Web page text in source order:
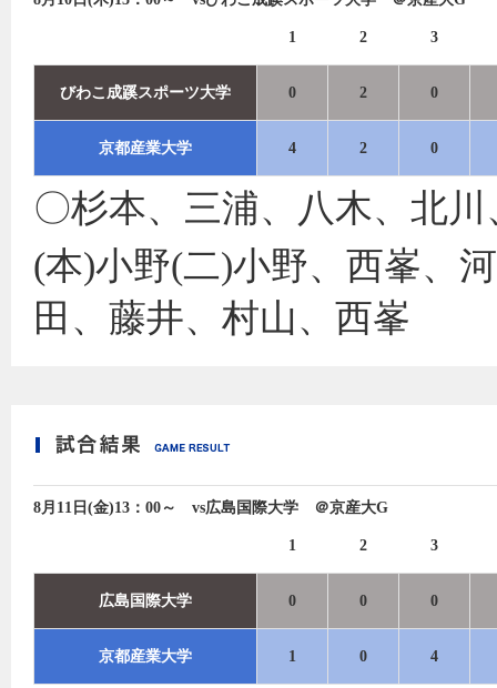
1 2 3
びわこ成蹊スポーツ大学 0 2 0
京都産業大学 4 2 0
〇杉本、三浦、八木、北
(本)小野(二)小野、西峯、
田、藤井、村山、西峯
8月11日(金)13：00～ vs広島国際大学 ＠京産大G
1 2 3
広島国際大学 0 0 0
京都産業大学 1 0 4